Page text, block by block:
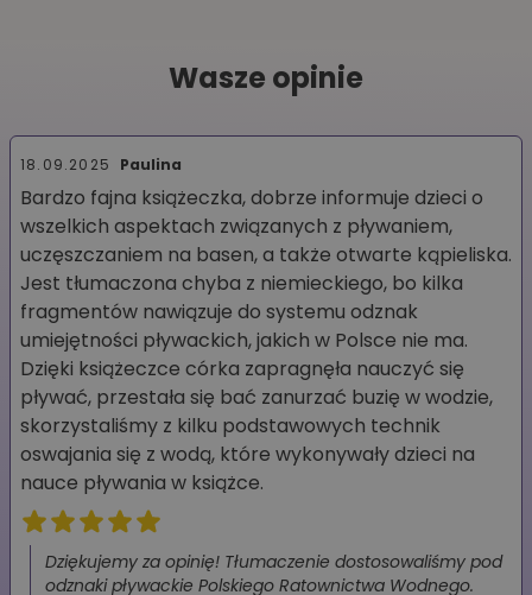
Wasze opinie
18.09.2025 Paulina
Bardzo fajna książeczka, dobrze informuje dzieci o
wszelkich aspektach związanych z pływaniem,
uczęszczaniem na basen, a także otwarte kąpieliska.
Jest tłumaczona chyba z niemieckiego, bo kilka
fragmentów nawiązuje do systemu odznak
umiejętności pływackich, jakich w Polsce nie ma.
Dzięki książeczce córka zapragnęła nauczyć się
pływać, przestała się bać zanurzać buzię w wodzie,
skorzystaliśmy z kilku podstawowych technik
oswajania się z wodą, które wykonywały dzieci na
nauce pływania w książce.
Dziękujemy za opinię! Tłumaczenie dostosowaliśmy pod
odznaki pływackie Polskiego Ratownictwa Wodnego.